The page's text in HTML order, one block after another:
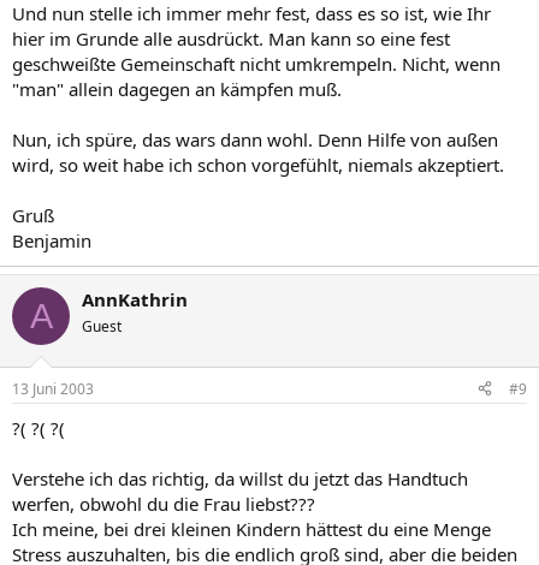
Und nun stelle ich immer mehr fest, dass es so ist, wie Ihr
hier im Grunde alle ausdrückt. Man kann so eine fest
geschweißte Gemeinschaft nicht umkrempeln. Nicht, wenn
"man" allein dagegen an kämpfen muß.
Nun, ich spüre, das wars dann wohl. Denn Hilfe von außen
wird, so weit habe ich schon vorgefühlt, niemals akzeptiert.
Gruß
Benjamin
A AnnKathrin
Guest
13 Juni 2003 #9
?( ?( ?(
Verstehe ich das richtig, da willst du jetzt das Handtuch
werfen, obwohl du die Frau liebst???
Ich meine, bei drei kleinen Kindern hättest du eine Menge
Stress auszuhalten, bis die endlich groß sind, aber die beiden